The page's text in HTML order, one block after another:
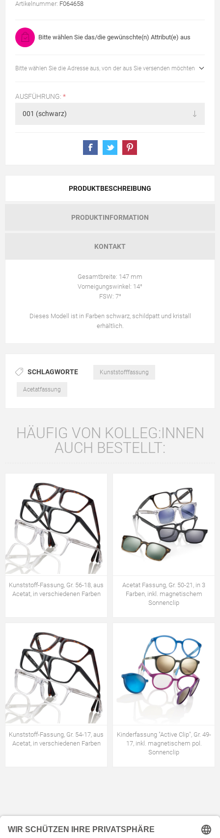
Artikelnummer: F064658
Bitte wählen Sie das/die gewünschte(n) Attribut(e) aus
Bitte wählen Sie die Adresse aus, von der aus Sie versenden möchten
AUSFÜHRUNG: *
PRODUKTBESCHREIBUNG
PRODUKTINFORMATION
KONTAKT
Gesamtbreite: 147 mm
Vorneigungswinkel: 14°
FSW: 7°
Dieses Modell ist in Farben schwarz, schildpatt und kristall
erhältlich.
SCHLAGWORTE Kunststofffassung
Acetatfassung
HÄUFIG VON KOLLEG:INNEN
AUCH BESTELLT:
Kunststoff-Fassung, Gr. 56-18, aus
Acetat, in verschiedenen Farben
Acetat Fassung, Gr. 50-21, in 3
Farben, inkl. magnetischem
Sonnenclip
Kunststoff-Fassung, Gr. 54-17, aus
Acetat, in verschiedenen Farben
Kinderfassung "Active Clip", Gr. 49-
17, inkl. magnetischem pol.
Sonnenclip